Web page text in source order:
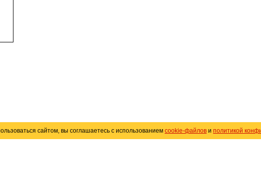
сайтом, вы соглашаетесь с использованием cookie-файлов и политикой